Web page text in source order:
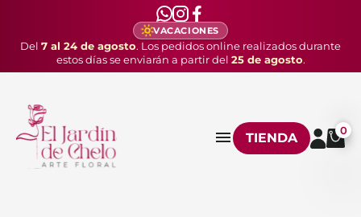
VACACIONES
Del 7 al 24 de agosto. Los pedidos online realizados durante
estos días se enviarán a partir del 25 de agosto.
TIENDA 0